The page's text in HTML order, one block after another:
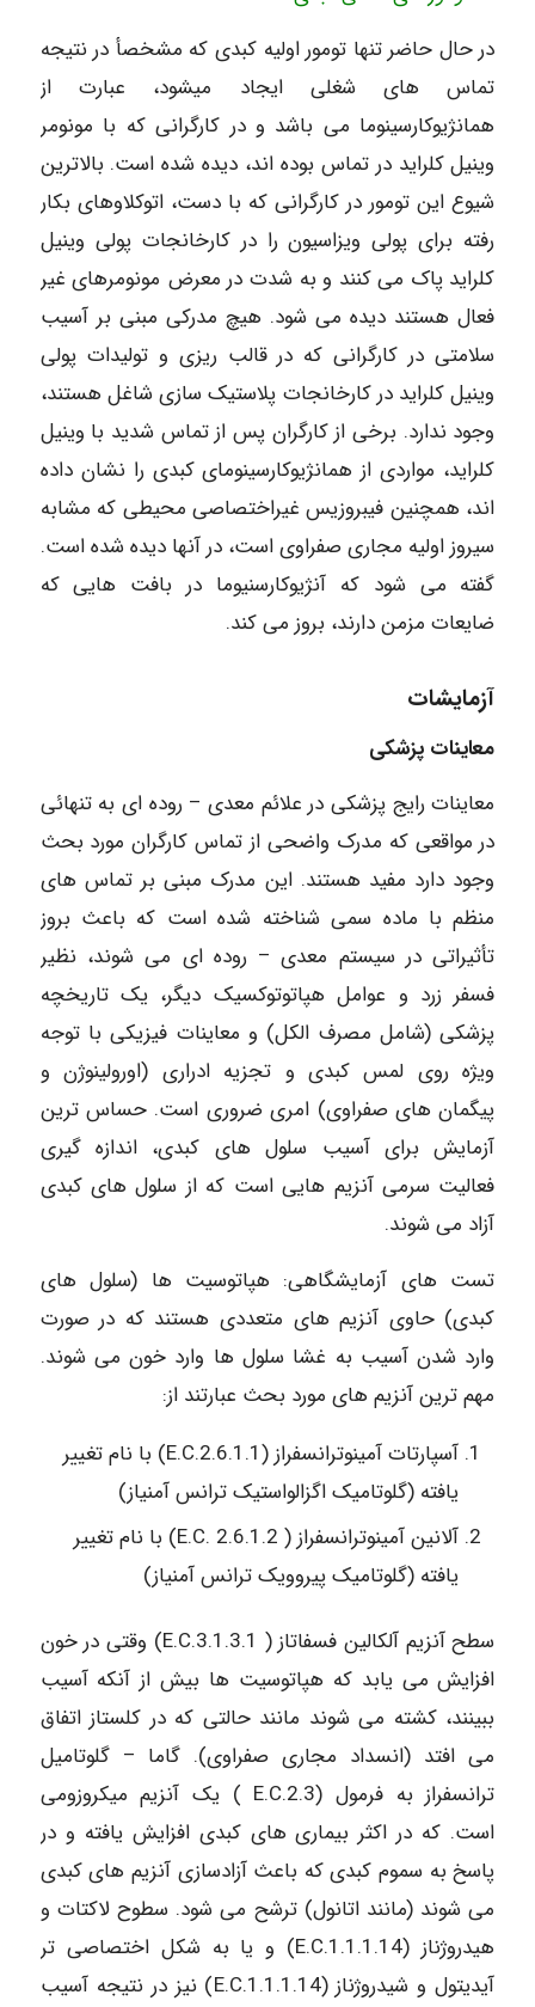
در حال حاضر تنها تومور اولیه کبدی که مشخصأ در نتیجه
تماس های شغلی ایجاد میشود، عبارت از
همانژیوکارسینوما می باشد و در کارگرانی که با مونومر
وینیل کلراید در تماس بوده اند، دیده شده است. بالاترین
شیوع این تومور در کارگرانی که با دست، اتوکلاوهای بکار
رفته برای پولی ویزاسیون را در کارخانجات پولی وینیل
کلراید پاک می کنند و به شدت در معرض مونومرهای غیر
فعال هستند دیده می شود. هیچ مدرکی مبنی بر آسیب
سلامتی در کارگرانی که در قالب ریزی و تولیدات پولی
وینیل کلراید در کارخانجات پلاستیک سازی شاغل هستند،
وجود ندارد. برخی از کارگران پس از تماس شدید با وینیل
کلراید، مواردی از همانژیوکارسینومای کبدی را نشان داده
اند، همچنین فیبروزیس غیراختصاصی محیطی که مشابه
سیروز اولیه مجاری صفراوی است، در آنها دیده شده است.
گفته می شود که آنژیوکارسنیوما در بافت هایی که
ضایعات مزمن دارند، بروز می کند.
آزمایشات
معاینات پزشکی
معاینات رایج پزشکی در علائم معدی – روده ای به تنهائی
در مواقعی که مدرک واضحی از تماس کارگران مورد بحث
وجود دارد مفید هستند. این مدرک مبنی بر تماس های
منظم با ماده سمی شناخته شده است که باعث بروز
تأثیراتی در سیستم معدی – روده ای می شوند، نظیر
فسفر زرد و عوامل هپاتوتوکسیک دیگر، یک تاریخچه
پزشکی (شامل مصرف الکل) و معاینات فیزیکی با توجه
ویژه روی لمس کبدی و تجزیه ادراری (اورولینوژن و
پیگمان های صفراوی) امری ضروری است. حساس ترین
آزمایش برای آسیب سلول های کبدی، اندازه گیری
فعالیت سرمی آنزیم هایی است که از سلول های کبدی
آزاد می شوند.
تست های آزمایشگاهی: هپاتوسیت ها (سلول های
کبدی) حاوی آنزیم های متعددی هستند که در صورت
وارد شدن آسیب به غشا سلول ها وارد خون می شوند.
مهم ترین آنزیم های مورد بحث عبارتند از:
آسپارتات آمینوترانسفراز (2.6.1.1.E.C) با نام تغییر
یافته (گلوتامیک اگزالواستیک ترانس آمنیاز)
آلانین آمینوترانسفراز ( 2.6.1.2 .E.C) با نام تغییر
یافته (گلوتامیک پیروویک ترانس آمنیاز)
سطح آنزیم آلکالین فسفاتاز ( 3.1.3.1.E.C) وقتی در خون
افزایش می یابد که هپاتوسیت ها بیش از آنکه آسیب
ببینند، کشته می شوند مانند حالتی که در کلستاز اتفاق
می افتد (انسداد مجاری صفراوی). گاما – گلوتامیل
ترانسفراز به فرمول (2.3.E.C ) یک آنزیم میکروزومی
است. که در اکثر بیماری های کبدی افزایش یافته و در
پاسخ به سموم کبدی که باعث آزادسازی آنزیم های کبدی
می شوند (مانند اتانول) ترشح می شود. سطوح لاکتات و
هیدروژناز (1.1.1.14.E.C) و یا به شکل اختصاصی تر
آیدیتول و شیدروژناز (1.1.1.14.E.C) نیز در نتیجه آسیب